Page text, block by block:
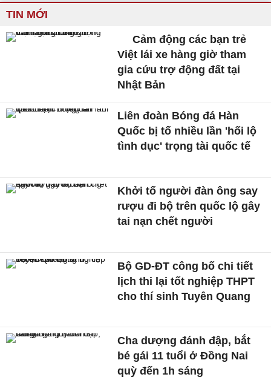
TIN MỚI
Cảm động các bạn trẻ
Việt lái xe hàng giờ tham
gia cứu trợ động đất tại
Nhật Bản
Liên đoàn Bóng đá Hàn
Quốc bị tố nhiều lần 'hối lộ
tình dục' trọng tài quốc tế
Khởi tố người đàn ông say
rượu đi bộ trên quốc lộ gây
tai nạn chết người
Bộ GD-ĐT công bố chi tiết
lịch thi lại tốt nghiệp THPT
cho thí sinh Tuyên Quang
Cha dượng đánh đập, bắt
bé gái 11 tuổi ở Đồng Nai
quỳ đến 1h sáng